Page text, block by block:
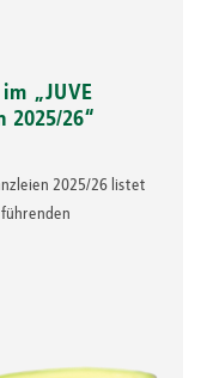
„JUVE
2025/26“
2025/26 listet